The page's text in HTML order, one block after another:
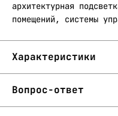
архитектурная
помещений, системы
Характеристики
Вопрос-ответ